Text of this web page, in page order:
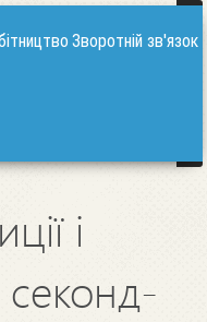
Зворотній зв'язок
і